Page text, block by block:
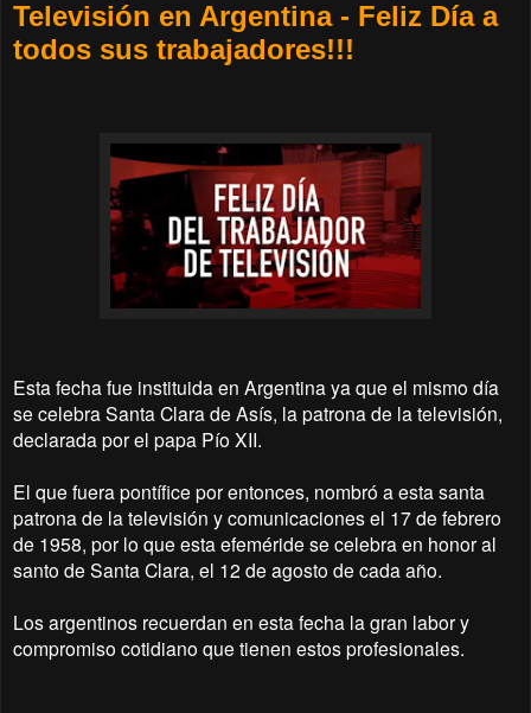
Televisión en Argentina - Feliz Día a
todos sus trabajadores!!!
Esta fecha fue instituida en Argentina ya que el mismo día
se celebra Santa Clara de Asís, la patrona de la televisión,
declarada por el papa Pío XII.
El que fuera pontífice por entonces, nombró a esta santa
patrona de la televisión y comunicaciones el 17 de febrero
de 1958, por lo que esta efeméride se celebra en honor al
santo de Santa Clara, el 12 de agosto de cada año.
Los argentinos recuerdan en esta fecha la gran labor y
compromiso cotidiano que tienen estos profesionales.